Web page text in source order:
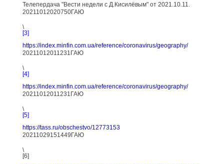
Телепердача "Вести недели с Д.Кисилёвым" от 2021.10.11.
20211012020750ГАЮ
\
[3]
https://index.minfin.com.ua/reference/coronavirus/geography/
20211012011231ГАЮ
\
[4]
https://index.minfin.com.ua/reference/coronavirus/geography/
20211012011231ГАЮ
\
[5]
https://tass.ru/obschestvo/12773153
20211029151449ГАЮ
\
[6]